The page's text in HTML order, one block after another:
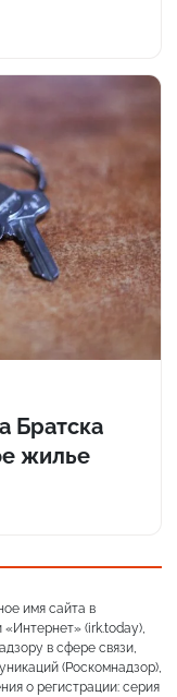
Братска
жилье
имя сайта в
(irk.today),
в сфере связи,
(Роскомнадзор),
о регистрации: серия